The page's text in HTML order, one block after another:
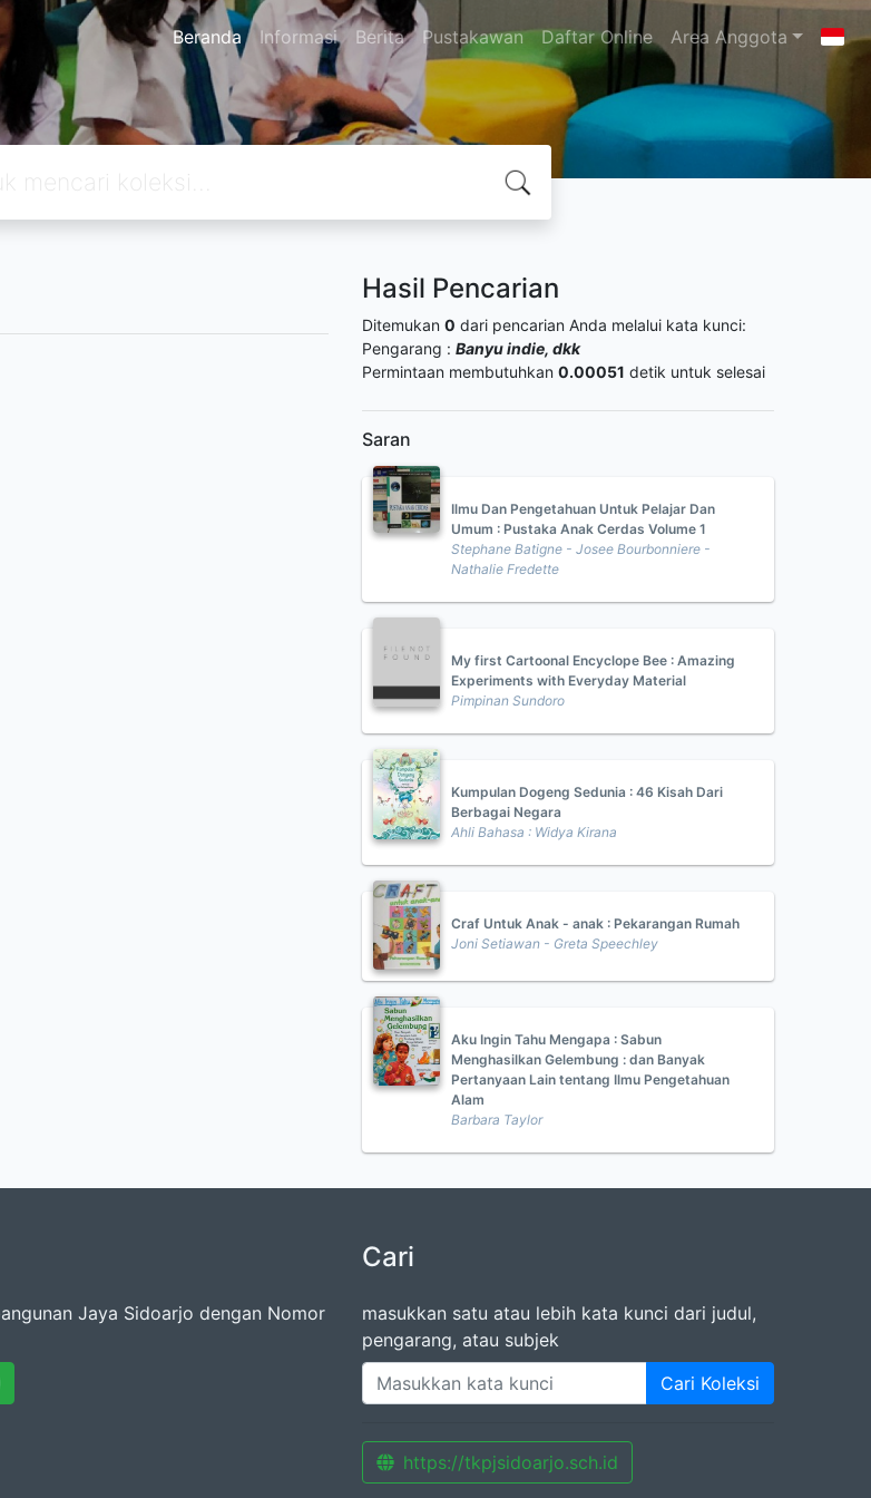
Beranda Informasi Berita Pustakawan Daftar Online Area Anggota
Hasil Pencarian
Ditemukan 0 dari pencarian Anda melalui kata kunci:
Pengarang : Banyu indie, dkk
Permintaan membutuhkan 0.00051 detik untuk selesai
Saran
Ilmu Dan Pengetahuan Untuk Pelajar Dan
Umum : Pustaka Anak Cerdas Volume 1
Stephane Batigne - Josee Bourbonniere -
Nathalie Fredette
My first Cartoonal Encyclope Bee : Amazing
Experiments with Everyday Material
Pimpinan Sundoro
Kumpulan Dogeng Sedunia : 46 Kisah Dari
Berbagai Negara
Ahli Bahasa : Widya Kirana
Craf Untuk Anak - anak : Pekarangan Rumah
Joni Setiawan - Greta Speechley
Aku Ingin Tahu Mengapa : Sabun
Menghasilkan Gelembung : dan Banyak
Pertanyaan Lain tentang Ilmu Pengetahuan
Alam
Barbara Taylor
Jaya Sidoarjo dengan Nomor
Cari
masukkan satu atau lebih kata kunci dari judul,
pengarang, atau subjek
Cari Koleksi
https://tkpjsidoarjo.sch.id